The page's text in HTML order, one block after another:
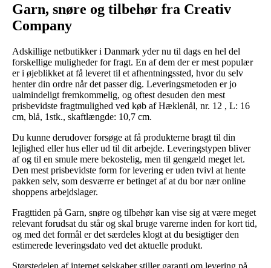
Garn, snøre og tilbehør fra Creativ
Company
Adskillige netbutikker i Danmark yder nu til dags en hel del
forskellige muligheder for fragt. En af dem der er mest populær
er i øjeblikket at få leveret til et afhentningssted, hvor du selv
henter din ordre når det passer dig. Leveringsmetoden er jo
ualmindeligt fremkommelig, og oftest desuden den mest
prisbevidste fragtmulighed ved køb af Hæklenål, nr. 12 , L: 16
cm, blå, 1stk., skaftlængde: 10,7 cm.
Du kunne derudover forsøge at få produkterne bragt til din
lejlighed eller hus eller ud til dit arbejde. Leveringstypen bliver
af og til en smule mere bekostelig, men til gengæld meget let.
Den mest prisbevidste form for levering er uden tvivl at hente
pakken selv, som desværre er betinget af at du bor nær online
shoppens arbejdslager.
Fragttiden på Garn, snøre og tilbehør kan vise sig at være meget
relevant forudsat du står og skal bruge varerne inden for kort tid,
og med det formål er det særdeles klogt at du besigtiger den
estimerede leveringsdato ved det aktuelle produkt.
Størstedelen af internet selskaber stiller garanti om levering på